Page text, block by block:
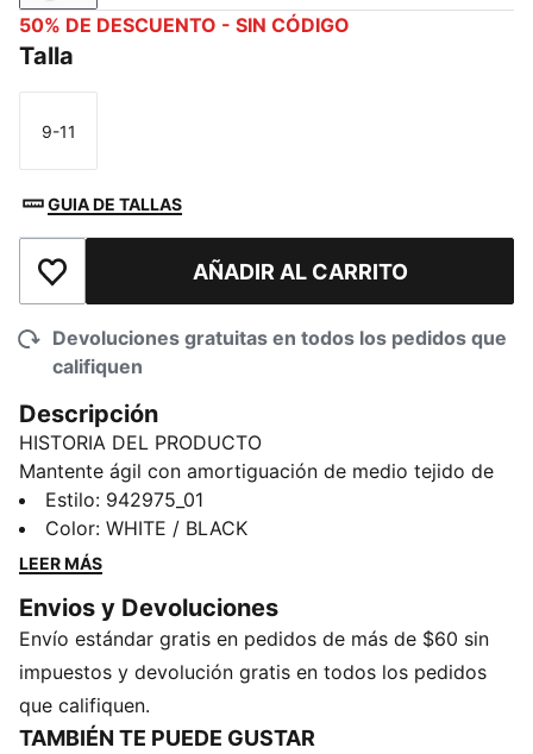
50% DE DESCUENTO - SIN CÓDIGO
Talla
Talla
9-11
GUIA DE TALLAS
Añadir a la lista de deseosAÑADIR AL CARRITO
Devoluciones gratuitas en todos los pedidos que
califiquen
Descripción
HISTORIA DEL PRODUCTO
Mantente ágil con amortiguación de medio tejido de
toalla para máxima comodidad. Estos calcetines
cortos brindan un ajuste seguro y una sensación
suave, perfectos para entrenar o relajarte en casa.
activos o de descanso. La energía clásica de PUMA,
que te mantiene preparado para cualquier cosa.
DETALLES
1 par
Material principal: De felpa
Estilo: 942975_01
Color: WHITE / BLACK
LEER MÁS
Envios y Devoluciones
Envío estándar gratis en pedidos de más de $60 sin
impuestos y devolución gratis en todos los pedidos
que califiquen.
TAMBIÉN TE PUEDE GUSTAR